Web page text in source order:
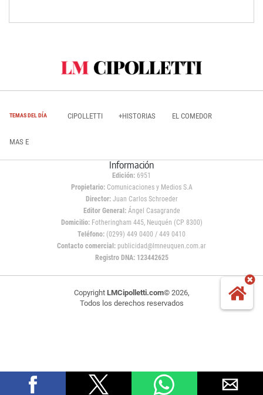
TEMAS DEL DÍA CIPOLLETTI +HISTORIAS EL COMEDOR
MAS E
Información
Edición: 6951
Propietario:Comunicaciones y Medios S.A
Director: Juan Carlos Schroeder
Editor General:Ángel Casagrande
Domicilio:Fotheringham 445, Neuquén (CP 8300)
Teléfono: (0299) 449 0400 / 449 0410
Contacto comercial: publicidad@lmneuquen.com.ar
Registro DNA: 123442625
Copyright LMCipolletti.com© 2026,
Todos los derechos reservados